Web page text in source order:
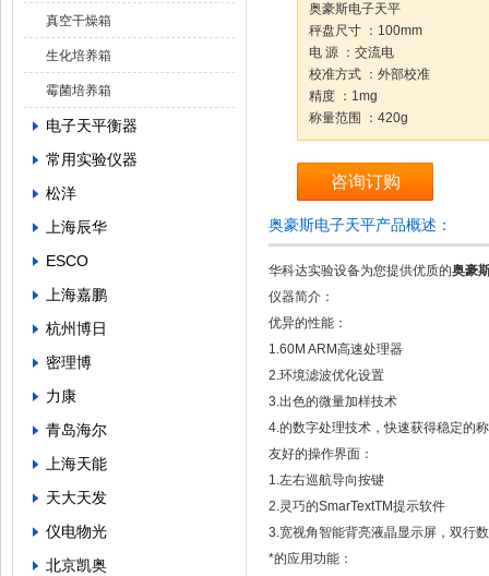
真空干燥箱
生化培养箱
霉菌培养箱
电子天平衡器
常用实验仪器
松洋
上海辰华
ESCO
上海嘉鹏
杭州博日
密理博
力康
青岛海尔
上海天能
天大天发
仪电物光
北京凯奥
奥豪斯电子天平
秤盘尺寸 ：100mm
电 源 ：交流电
校准方式 ：外部校准
精度 ：1mg
称量范围 ：420g
咨询订购
奥豪斯电子天平产品概述：
华科达实验设备为您提供优质的奥豪
仪器简介：
优异的性能：
1.60M ARM高速处理器
2.环境滤波优化设置
3.出色的微量加样技术
4.的数字处理技术，快速获得稳定的
友好的操作界面：
1.左右巡航导向按键
2.灵巧的SmarTextTM提示软件
3.宽视角智能背亮液晶显示屏，双行
*的应用功能：